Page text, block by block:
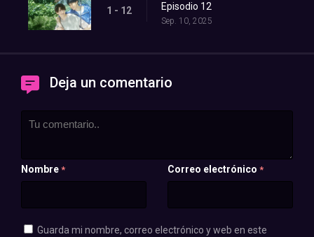
1 - 12 Episodio 12
Sep. 10, 2025
Deja un comentario
Nombre * Correo electrónico *
Guarda mi nombre, correo electrónico y web en este